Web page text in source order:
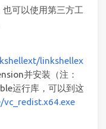
可以使用第三方工
linkshellex
并安装（注：
运行库，可以到这